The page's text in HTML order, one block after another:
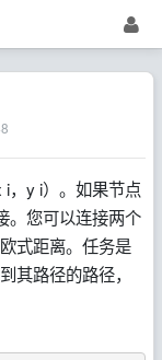
，y i）。如果节点
。您可以连接两个
式距离。任务是
其路径的路径，